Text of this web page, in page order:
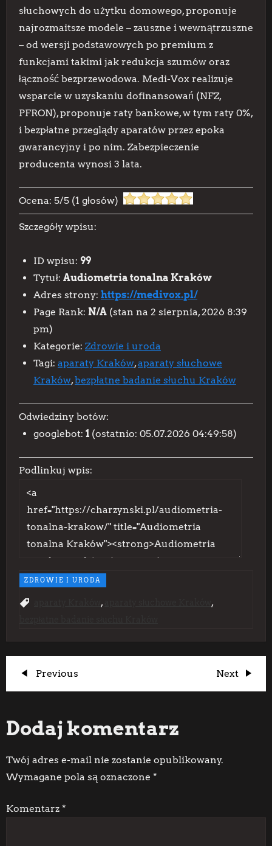
słuchowych do użytku domowego, proponuje
najrozmaitsze modele – zauszne i wewnątrzuszne
– od wersji podstawowych po premium z
funkcjami takimi jak redukcja szumów oraz
łączność bezprzewodowa. Medi-Vox realizuje
wsparcie w uzyskaniu dofinansowań (NFZ,
PFRON), proponuje raty bankowe, w tym raty 0%,
i bezpłatne przeglądy aparatów przez epoka
gwarancyjny i po nim. Zabezpieczenie
producenta wynosi 3 lata.
Ocena: 5/5 (1 głosów)
Szczegóły wpisu:
ID wpisu: 99
Tytuł: Audiometria tonalna Kraków
Adres strony: https://medivox.pl/
Page Rank: N/A (stan na 2 sierpnia, 2026 8:39
pm)
Kategorie: Zdrowie i uroda
Tagi: aparaty Kraków,aparaty słuchowe
Kraków,bezpłatne badanie słuchu Kraków
Odwiedziny botów:
googlebot: 1 (ostatnio: 05.07.2026 04:49:58)
Podlinkuj wpis:
ZDROWIE I URODA
, ,
N
w
i
a
Previous
Post
Previous
Next
Post
Next
Dodaj komentarz
Twój adres e-mail nie zostanie opublikowany.
Wymagane pola są oznaczone *
Komentarz *